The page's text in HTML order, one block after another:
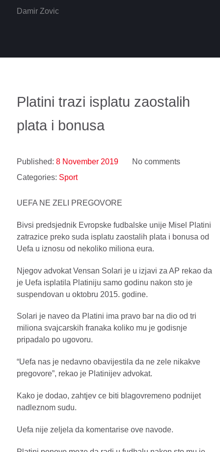
Damir Zovic
Platini trazi isplatu zaostalih
plata i bonusa
Published: 8 November 2019
No comments
Categories: Sport
UEFA NE ZELI PREGOVORE
Bivsi predsjednik Evropske fudbalske unije Misel Platini
zatrazice preko suda isplatu zaostalih plata i bonusa od
Uefa u iznosu od nekoliko miliona eura.
Njegov advokat Vensan Solari je u izjavi za AP rekao da
je Uefa isplatila Platiniju samo godinu nakon sto je
suspendovan u oktobru 2015. godine.
Solari je naveo da Platini ima pravo bar na dio od tri
miliona svajcarskih franaka koliko mu je godisnje
pripadalo po ugovoru.
“Uefa nas je nedavno obavijestila da ne zele nikakve
pregovore”, rekao je Platinijev advokat.
Kako je dodao, zahtjev ce biti blagovremeno podnijet
nadleznom sudu.
Uefa nije zeljela da komentarise ove navode.